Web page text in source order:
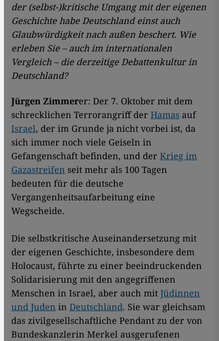
der (selbst-)kritische Umgang mit der eigenen
Geschichte habe Deutschland einst auch
Glaubwürdigkeit nach außen beschert. Wie
erleben Sie – auch im internationalen
Vergleich – die derzeitige Debattenkultur in
Deutschland?
Jürgen Zimmerer: Der 7. Oktober mit dem
schrecklichen Terrorangriff der Hamas auf
Israel, der im Grunde ja nicht vorbei ist, da
sich immer noch viele Geiseln in
Gefangenschaft befinden, und der Krieg im
Gazastreifen seit mehr als 100 Tagen
bedeuten für die deutsche
Vergangenheitsaufarbeitung eine
Wegscheide.
Die selbstkritische Auseinandersetzung mit
der eigenen Geschichte, insbesondere dem
Holocaust, führte zu einer beeindruckenden
Solidarisierung mit den angegriffenen
Menschen in Israel, aber auch mit Jüdinnen
und Juden in Deutschland. Sie war gleichsam
das zivilgesellschaftliche Pendant zu der von
Bundeskanzlerin Merkel ausgerufenen